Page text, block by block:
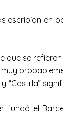
en
se
“Castilla”
fundó el